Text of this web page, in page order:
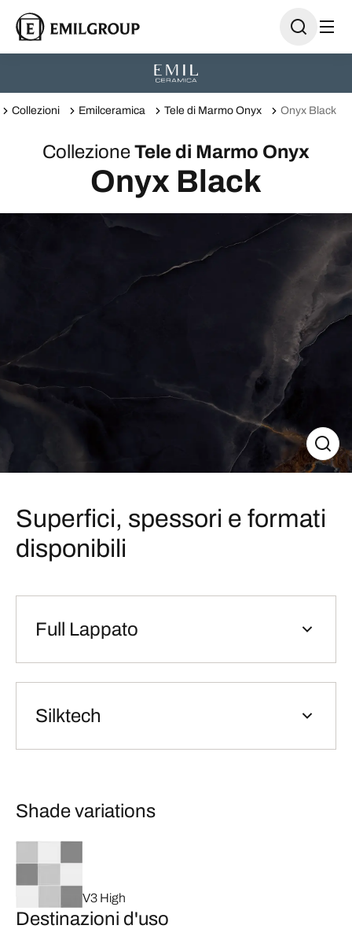
Collezioni Emilceramica Tele di Marmo Onyx Onyx Black
CollezioneTele di Marmo Onyx
Onyx Black
Superfici, spessori e formati
disponibili
Full Lappato
Silktech
Shade variations
V3 High
Destinazioni d'uso